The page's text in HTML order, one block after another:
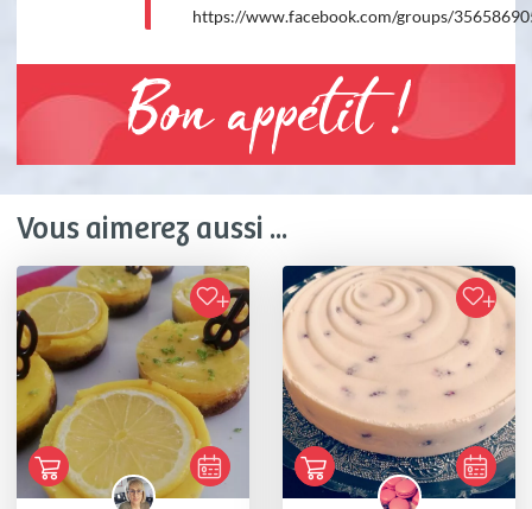
https://www.facebook.com/groups/
Bon appétit !
Vous aimerez aussi ...